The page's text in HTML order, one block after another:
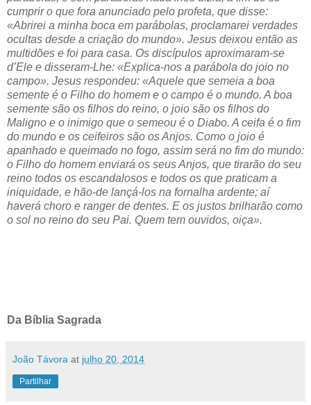
cumprir o que fora anunciado pelo profeta, que disse:
«Abrirei a minha boca em parábolas, proclamarei verdades
ocultas desde a criação do mundo». Jesus deixou então as
multidões e foi para casa. Os discípulos aproximaram-se
d’Ele e disseram-Lhe: «Explica-nos a parábola do joio no
campo». Jesus respondeu: «Aquele que semeia a boa
semente é o Filho do homem e o campo é o mundo. A boa
semente são os filhos do reino, o joio são os filhos do
Maligno e o inimigo que o semeou é o Diabo. A ceifa é o fim
do mundo e os ceifeiros são os Anjos. Como o joio é
apanhado e queimado no fogo, assim será no fim do mundo:
o Filho do homem enviará os seus Anjos, que tirarão do seu
reino todos os escandalosos e todos os que praticam a
iniquidade, e hão-de lançá-los na fornalha ardente; aí
haverá choro e ranger de dentes. E os justos brilharão como
o sol no reino do seu Pai. Quem tem ouvidos, oiça».
Da Bíblia Sagrada
João Távora at julho 20, 2014
Partilhar